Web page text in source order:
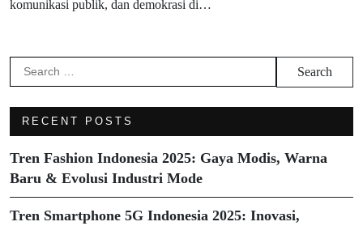
komunikasi publik, dan demokrasi di…
Search
for:
RECENT POSTS
Tren Fashion Indonesia 2025: Gaya Modis, Warna
Baru & Evolusi Industri Mode
Tren Smartphone 5G Indonesia 2025: Inovasi,